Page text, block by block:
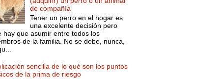
de compañía
Tener un perro en el hogar es
una excelente decisión pero
hay que asumir entre todos los
de la familia. No se debe, nunca,
sencilla de lo qué son los puntos
de la prima de riesgo